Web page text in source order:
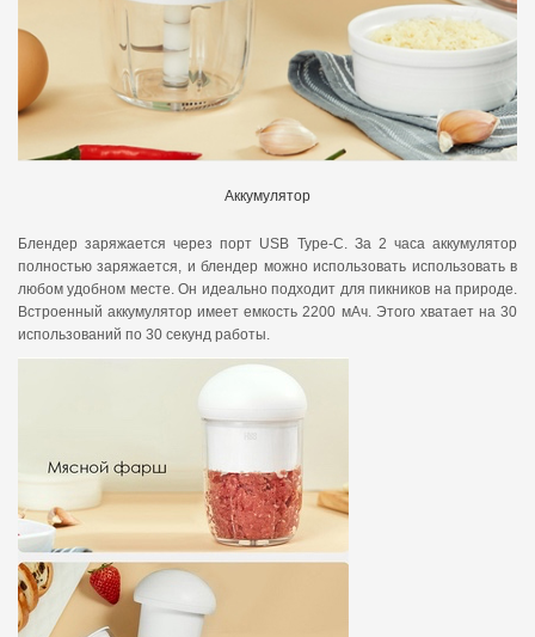
Аккумулятор
Блендер заряжается через порт USB Type-C. За 2 часа аккумулятор
полностью заряжается, и блендер можно использовать использовать в
любом удобном месте. Он идеально подходит для пикников на природе.
Встроенный аккумулятор имеет емкость 2200 мАч. Этого хватает на 30
использований по 30 секунд работы.